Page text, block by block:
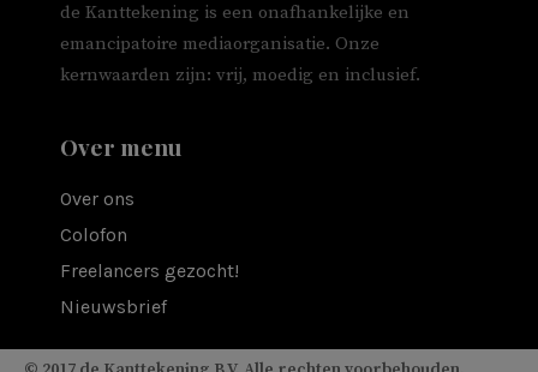
de Kanttekening is een onafhankelijke en
emancipatoire mediaorganisatie. Onze
kernwaarden zijn: vrij, moedig en inclusief.
Over menu
Over ons
Colofon
Freelancers gezocht!
Nieuwsbrief